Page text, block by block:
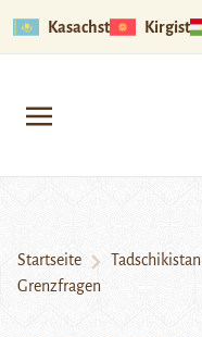
Kasachstan
Startseite
Grenzfragen